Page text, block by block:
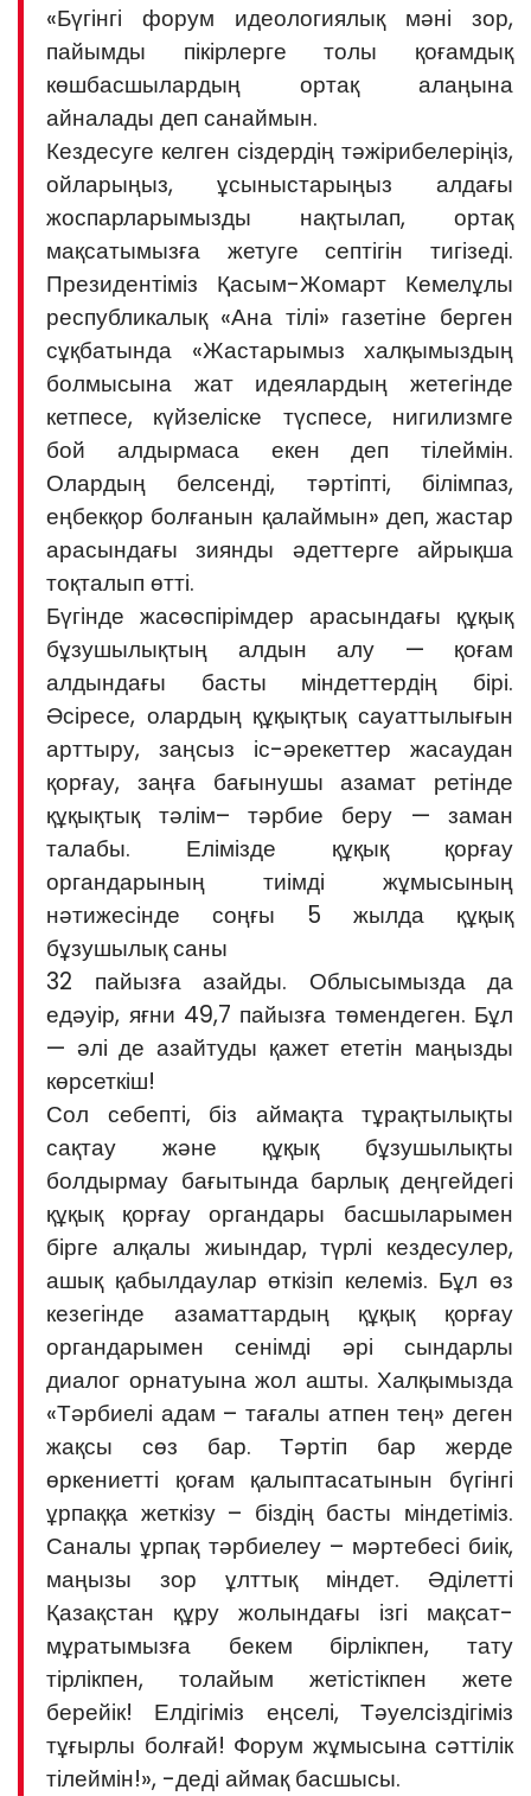
«Бүгінгі форум идеологиялық мәні зор,
пайымды пікірлерге толы қоғамдық
көшбасшылардың ортақ алаңына
айналады деп санаймын.
Кездесуге келген сіздердің тәжірибелеріңіз,
ойларыңыз, ұсыныстарыңыз алдағы
жоспарларымызды нақтылап, ортақ
мақсатымызға жетуге септігін тигізеді.
Президентіміз Қасым-Жомарт Кемелұлы
республикалық «Ана тілі» газетіне берген
сұқбатында «Жастарымыз халқымыздың
болмысына жат идеялардың жетегінде
кетпесе, күйзеліске түспесе, нигилизмге
бой алдырмаса екен деп тілеймін.
Олардың белсенді, тәртіпті, білімпаз,
еңбекқор болғанын қалаймын» деп, жастар
арасындағы зиянды әдеттерге айрықша
тоқталып өтті.
Бүгінде жасөспірімдер арасындағы құқық
бұзушылықтың алдын алу — қоғам
алдындағы басты міндеттердің бірі.
Әсіресе, олардың құқықтық сауаттылығын
арттыру, заңсыз іс-әрекеттер жасаудан
қорғау, заңға бағынушы азамат ретінде
құқықтық тәлім– тәрбие беру — заман
талабы. Елімізде құқық қорғау
органдарының тиімді жұмысының
нәтижесінде соңғы 5 жылда құқық
бұзушылық саны
32 пайызға азайды. Облысымызда да
едәуір, яғни 49,7 пайызға төмендеген. Бұл
— әлі де азайтуды қажет ететін маңызды
көрсеткіш!
Сол себепті, біз аймақта тұрақтылықты
сақтау және құқық бұзушылықты
болдырмау бағытында барлық деңгейдегі
құқық қорғау органдары басшыларымен
бірге алқалы жиындар, түрлі кездесулер,
ашық қабылдаулар өткізіп келеміз. Бұл өз
кезегінде азаматтардың құқық қорғау
органдарымен сенімді әрі сындарлы
диалог орнатуына жол ашты. Халқымызда
«Тәрбиелі адам – тағалы атпен тең» деген
жақсы сөз бар. Тәртіп бар жерде
өркениетті қоғам қалыптасатынын бүгінгі
ұрпаққа жеткізу – біздің басты міндетіміз.
Саналы ұрпақ тәрбиелеу – мәртебесі биік,
маңызы зор ұлттық міндет. Әділетті
Қазақстан құру жолындағы ізгі мақсат-
мұратымызға бекем бірлікпен, тату
тірлікпен, толайым жетістікпен жете
берейік! Елдігіміз еңселі, Тәуелсіздігіміз
тұғырлы болғай! Форум жұмысына сәттілік
тілеймін!», -деді аймақ басшысы.